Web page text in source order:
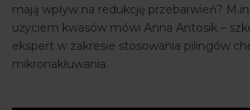
mają wpływ na redukcję przebarwień?
użyciem kwasów mówi Anna Antosik –
ekspert w zakresie stosowania pilingów
mikronakłuwania.